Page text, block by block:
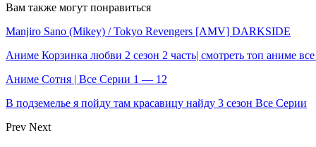
Вам также могут понравиться
Manjiro Sano (Mikey) / Tokyo Revengers [AMV] DARKSIDE
Аниме Корзинка любви 2 сезон 2 часть| смотреть топ аниме
Аниме Сотня | Все Серии 1 — 12
В подземелье я пойду там красавицу найду 3 сезон Все Серии
Prev Next